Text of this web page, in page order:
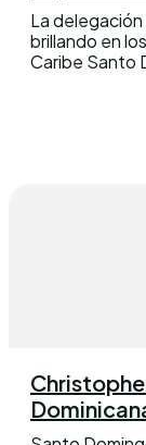
La
brillando en
Caribe Santo